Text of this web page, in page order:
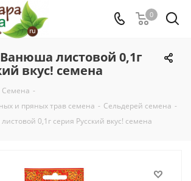
0
листовой 0,1г
вкус! семена
Семена -
и пряных трав семена - Сельдерей семена -
0,1г серия Русский вкус! семена